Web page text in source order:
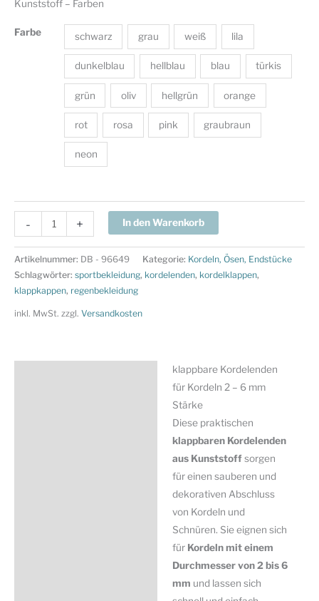
Kunststoff – Farben
Farbe schwarz grau weiß lila
dunkelblau hellblau blau türkis
grün oliv hellgrün orange
rot rosa pink graubraun
neon
-
Paar
(10
Stk.)
Kordelenden
klappbar
2-
+ In den Warenkorb
Artikelnummer: DB - 96649 Kategorie: Kordeln, Ösen, Endstücke
Schlagwörter: sportbekleidung, kordelenden, kordelklappen,
klappkappen, regenbekleidung
inkl. MwSt. zzgl. Versandkosten
klappbare Kordelenden
für Kordeln 2 – 6 mm
Stärke
Diese praktischen
klappbaren Kordelenden
aus Kunststoffsorgen
für einen sauberen und
dekorativen Abschluss
von Kordeln und
Schnüren. Sie eignen sich
für Kordeln mit einem
Durchmesser von 2 bis 6
mm und lassen sich